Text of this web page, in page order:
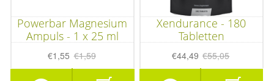
Powerbar Magnesium
Ampuls - 1 x 25 ml
€1,55 €1,59
Xendurance - 180
Tabletten
€44,49 €55,05